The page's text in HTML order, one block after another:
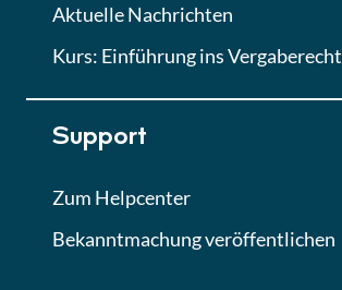
Aktuelle Nachrichten
Kurs: Einführung ins Vergaberecht
Support
Zum Helpcenter
Bekanntmachung veröffentlichen